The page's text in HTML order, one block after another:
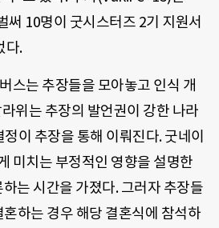
써 10명이 굿시스터즈 2기 지원서
다.
스는 추장들을 모아놓고 인식 개
위는 추장의 발언권이 강한 나라
이 추장을 통해 이뤄진다. 굿네이
미치는 부정적인 영향을 설명한
는 시간을 가졌다. 그러자 추장들
하는 경우 해당 결혼식에 참석하